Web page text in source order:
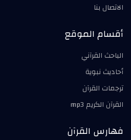
الاتصال بنا
أقسام الموقع
الباحث القرآني
أحاديث نبوية
ترجمات القرآن
القرآن الكريم mp3
فهارس القرآن